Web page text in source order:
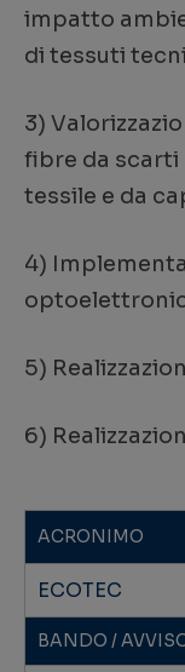
impatto
di tessuti
3)
fibre da scarti
tessile e da
4)
5)
6)
ACRONIMO
ECOTEC
BANDO /